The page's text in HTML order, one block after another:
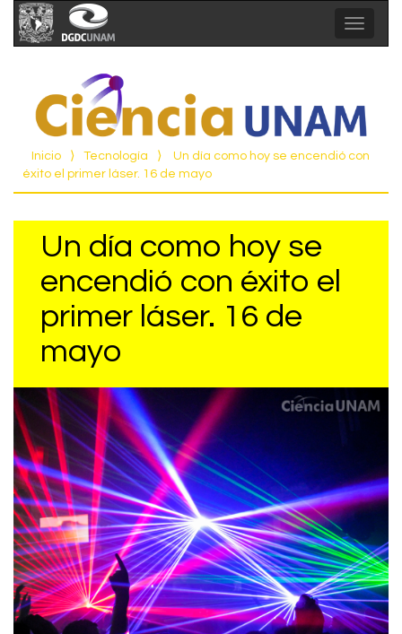
Toggle
Inicio ⟩ Tecnología ⟩
Un día como hoy se encendió con
éxito el primer láser. 16 de mayo
Un día como hoy se
encendió con éxito el
primer láser. 16 de
mayo